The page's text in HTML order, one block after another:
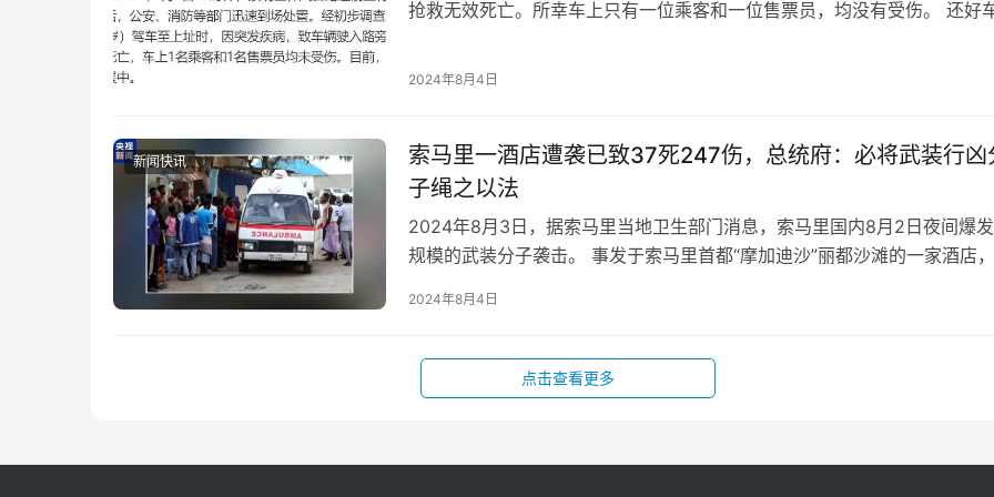
抢救无效死亡。所幸车上只有一位乘客和一位售票员，均没有受伤。 还好
2024年8月4日
新闻快讯
索马里一酒店遭袭已致37死247伤，总统府：必将武装行凶
子绳之以法
2024年8月3日，据索马里当地卫生部门消息，索马里国内8月2日夜间爆
规模的武装分子袭击。 事发于索马里首都“摩加迪沙”丽都沙滩的一家酒店
2024年8月4日
点击查看更多